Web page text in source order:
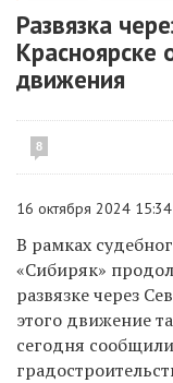
Развязка
Красноярске
движения
8
16 октября 2024 15:34
В рамках
«Сибиряк»
развязке через
этого движение
сегодня